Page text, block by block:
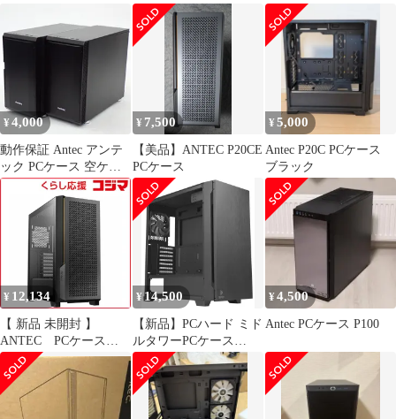
¥4,000
動作保証 Antec アンテ
ック PCケース 空ケー
ス 2台まとめセット
¥ 7,500
【美品】ANTEC P20CE
PCケース
¥5,000
Antec P20C PCケース
ブラック
¥ 12,134
【 新品 未開封 】
ANTEC PCケース
［ATX /Micro ATX
/Extended ATX /Mini-
ITX］ブラック P20C
未使用 送料無料
¥14,500
【新品】PCハード ミド
ルタワーPCケース
Antec P10C
¥4,500
Antec PCケース P100